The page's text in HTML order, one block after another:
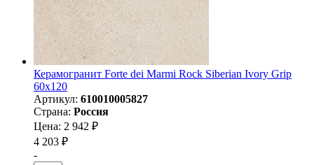
Керамогранит Forte dei Marmi Rock Siberian Ivory Grip
60x120
Артикул: 610010005827
Страна: Россия
Цена: 2 942 ₽
4 203 ₽
-